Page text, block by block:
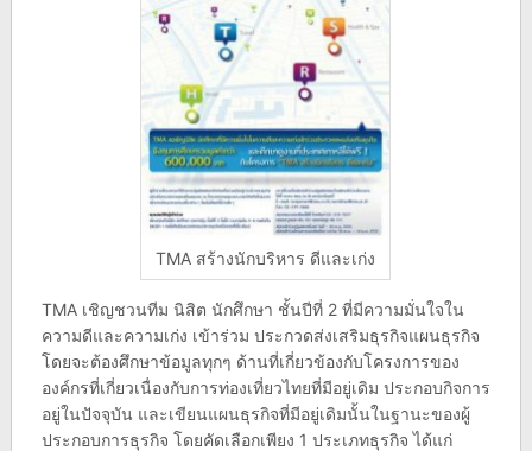
TMA สร้างนักบริหาร ดีและเก่ง
TMA เชิญชวนทีม นิสิต นักศึกษา ชั้นปีที่ 2 ที่มีความมั่นใจใน
ความดีและความเก่ง เข้าร่วม ประกวดส่งเสริมธุรกิจแผนธุรกิจ
โดยจะต้องศึกษาข้อมูลทุกๆ ด้านที่เกี่ยวข้องกับโครงการของ
องค์กรที่เกี่ยวเนื่องกับการท่องเที่ยวไทยที่มีอยู่เดิม ประกอบกิจการ
อยู่ในปัจจุบัน และเขียนแผนธุรกิจที่มีอยู่เดิมนั้นในฐานะของผู้
ประกอบการธุรกิจ โดยคัดเลือกเพียง 1 ประเภทธุรกิจ ได้แก่